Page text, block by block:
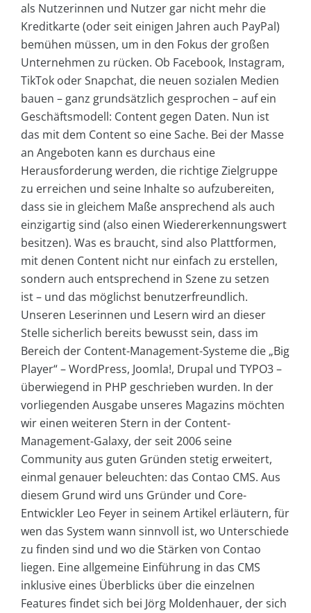
als Nutzerinnen und Nutzer gar nicht mehr die
Kreditkarte (oder seit einigen Jahren auch PayPal)
bemühen müssen, um in den Fokus der großen
Unternehmen zu rücken. Ob Facebook, Instagram,
TikTok oder Snapchat, die neuen sozialen Medien
bauen – ganz grundsätzlich gesprochen – auf ein
Geschäftsmodell: Content gegen Daten. Nun ist
das mit dem Content so eine Sache. Bei der Masse
an Angeboten kann es durchaus eine
Herausforderung werden, die richtige Zielgruppe
zu erreichen und seine Inhalte so aufzubereiten,
dass sie in gleichem Maße ansprechend als auch
einzigartig sind (also einen Wiedererkennungswert
besitzen). Was es braucht, sind also Plattformen,
mit denen Content nicht nur einfach zu erstellen,
sondern auch entsprechend in Szene zu setzen
ist – und das möglichst benutzerfreundlich.
Unseren Leserinnen und Lesern wird an dieser
Stelle sicherlich bereits bewusst sein, dass im
Bereich der Content-Management-Systeme die „Big
Player“ – WordPress, Joomla!, Drupal und TYPO3 –
überwiegend in PHP geschrieben wurden. In der
vorliegenden Ausgabe unseres Magazins möchten
wir einen weiteren Stern in der Content-
Management-Galaxy, der seit 2006 seine
Community aus guten Gründen stetig erweitert,
einmal genauer beleuchten: das Contao CMS. Aus
diesem Grund wird uns Gründer und Core-
Entwickler Leo Feyer in seinem Artikel erläutern, für
wen das System wann sinnvoll ist, wo Unterschiede
zu finden sind und wo die Stärken von Contao
liegen. Eine allgemeine Einführung in das CMS
inklusive eines Überblicks über die einzelnen
Features findet sich bei Jörg Moldenhauer, der sich